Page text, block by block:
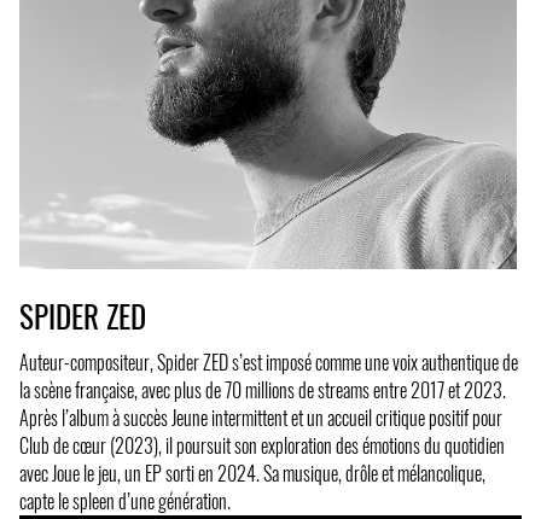
SPIDER ZED
Auteur-compositeur, Spider ZED s’est imposé comme une voix authentique de
la scène française, avec plus de 70 millions de streams entre 2017 et 2023.
Après l’album à succès Jeune intermittent et un accueil critique positif pour
Club de cœur (2023), il poursuit son exploration des émotions du quotidien
avec Joue le jeu, un EP sorti en 2024. Sa musique, drôle et mélancolique,
capte le spleen d’une génération.